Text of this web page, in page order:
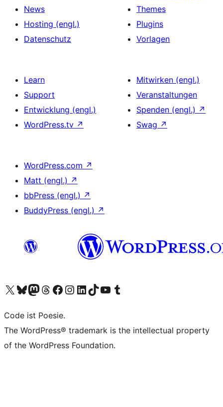
News
Hosting (engl.)
Datenschutz
Themes
Plugins
Vorlagen
Learn
Support
Entwicklung (engl.)
WordPress.tv ↗
Mitwirken (engl.)
Veranstaltungen
Spenden (engl.) ↗
Swag ↗
WordPress.com ↗
Matt (engl.) ↗
bbPress (engl.) ↗
BuddyPress (engl.) ↗
Unser X-Konto (früher Twitter) besuchen
Unser Bluesky-Konto besuchen
Unser Mastodon-Konto besuchen
Unser Threads-Konto besuchen
Unsere Facebook-Seite besuchen
Unser Instagram-Konto besuchen
Unser LinkedIn-Konto besuchen
Unser TikTok-Konto besuchen
Unseren YouTube-Kanal besuchen
Unser Tumblr-Konto besuchen
Code ist Poesie.
The WordPress® trademark is the intellectual property
of the WordPress Foundation.